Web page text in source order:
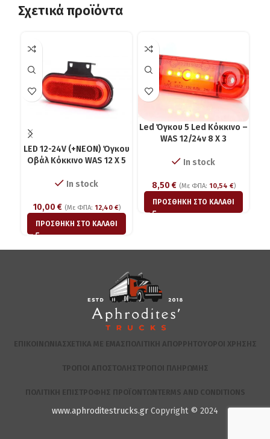
Σχετικά προϊόντα
LED 12-24V (+NEON) Όγκου
Οβάλ Kόκκινο WAS 12 X 5
In stock
10,00 € (Με ΦΠΑ: 12,40 €)
ΠΡΟΣΘΉΚΗ ΣΤΟ ΚΑΛΆΘΙ
Led Όγκου 5 Led Κόκκινο –
WAS 12/24v 8 X 3
In stock
8,50 € (Με ΦΠΑ: 10,54 €)
ΠΡΟΣΘΉΚΗ ΣΤΟ ΚΑΛΆΘΙ
ΕΠΙΚΟΙΝΩΝΊΑΣΧΕΤΙΚΆ ΜΕ ΕΜΆΣΠΟΛΙΤΙΚΉ ΑΠΟΡΡΉΤΟΥΌΡΟΙ ΧΡΉΣΗΣ
ΤΡΌΠΟΙ ΑΠΟΣΤΟΛΉΣΤΡΌΠΟΙ ΠΛΗΡΩΜΉΣ
ΠΟΛΙΤΙΚΉ ΕΠΙΣΤΡΟΦΉΣ ΠΡΟΪΌΝΤΩΝ TERMS AND CONDITIONS
www.aphroditestrucks.gr Copyright © 2024